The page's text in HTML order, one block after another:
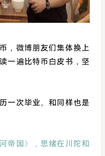
，微博朋友们集体换上
一遍比特币白皮书，坚
一次毕业。和同样也是
帝国》，思绪在川陀和